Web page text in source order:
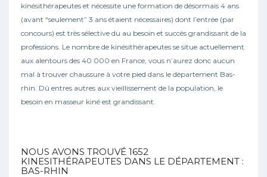
kinésithérapeutes et nécessite une formation de désormais 4 ans
(avant “seulement” 3 ans étaient nécessaires) dont l’entrée (par
concours) est très sélective du au besoin et succès grandissant de la
professions. Le nombre de kinésithérapeutes se situe actuellement
aux alentours des 40 000 en France, vous n’aurez donc aucun
mal à trouver chaussure à votre pied dans le département Bas-
rhin. Dû entres autres aux vieillissement de la population, le
besoin en masseur kiné est grandissant.
NOUS AVONS TROUVÉ 1652
KINESITHÉRAPEUTES DANS LE DÉPARTEMENT :
BAS-RHIN